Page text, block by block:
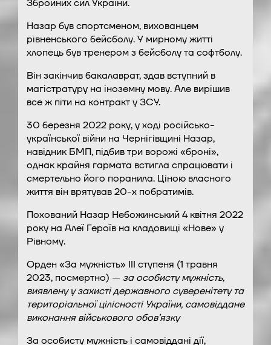
Збройних сил України.
Назар був спортсменом, вихованцем
рівненського бейсболу. У мирному житті
хлопець був тренером з бейсболу та софтболу.
Він закінчив бакалаврат, здав вступний в
магістратуру на іноземну мову. Але вирішив
все ж піти на контракт у ЗСУ.
30 березня 2022 року, у ході російсько-
української війни на Чернігівщині Назар,
навідник БМП, підбив три ворожі «броні»,
однак крайня гармата встигла спрацювати і
смертельно його поранила. Ціною власного
життя він врятував 20-х побратимів.
Похований Назар Небожинський 4 квітня 2022
року на Алеї Героїв на кладовищі «Нове» у
Рівному.
Орден «За мужність» III ступеня (1 травня
2023, посмертно) — за особисту мужність,
виявлену у захисті державного суверенітету та
територіальної цілісності України, самовіддане
виконання військового обов’язку
За особисту мужність і самовіддані дії,